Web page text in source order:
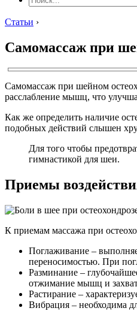
Статьи ›
Самомассаж при
Самомассаж при шейном
расслабление мышц, что
Как же определить наличие
подобных действий слышен
Для того чтобы
гимнастикой для шеи.
Приемы
К приемам массажа при
Поглаживание –
переносимостью. При
Разминание –
отжимание мышц и
Растирание –
Вибрация – необходима